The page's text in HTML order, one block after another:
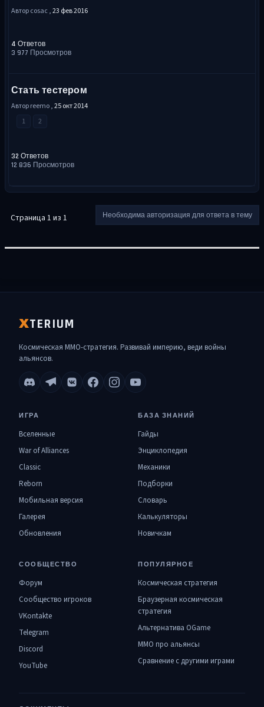
Автор cosac ,23 фев 2016
4 Ответов
3 977 Просмотров
Стать тестером
Автор reemo ,25 окт 2014
1
2
32 Ответов
12 836 Просмотров
Страница 1 из 1 Необходима авторизация для ответа в тему
XTERIUM
Космическая MMO-стратегия. Развивай империю, веди войны
альянсов.
ИГРА
Вселенные
War of Alliances
Classic
Reborn
Мобильная версия
Галерея
Обновления
БАЗА ЗНАНИЙ
Гайды
Энциклопедия
Механики
Подборки
Словарь
Калькуляторы
Новичкам
СООБЩЕСТВО
Форум
Сообщество игроков
VKontakte
Telegram
Discord
YouTube
ПОПУЛЯРНОЕ
Космическая стратегия
Браузерная космическая
стратегия
Альтернатива OGame
MMO про альянсы
Сравнение с другими играми